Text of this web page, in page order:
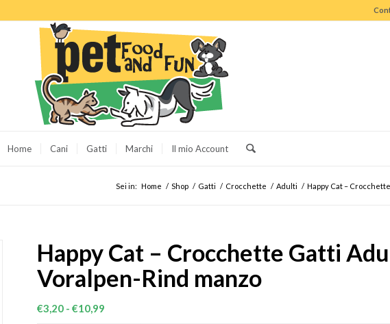
Home Cani Gatti Marchi Il mio Account
Sei in: Home / Shop / Gatti / Crocchette / Adulti / Happy Cat –
Happy Cat – Crocchette Gatti
Voralpen-Rind manzo
€3,20 - €10,99